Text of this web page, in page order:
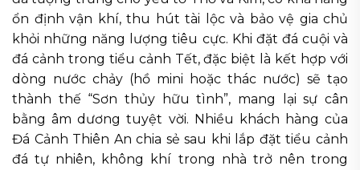
ổn định vận khí, thu hút tài lộc và bảo vệ gia chủ
khỏi những năng lượng tiêu cực. Khi đặt đá cuội và
đá cảnh trong tiểu cảnh Tết, đặc biệt là kết hợp với
dòng nước chảy (hồ mini hoặc thác nước) sẽ tạo
thành thế “Sơn thủy hữu tình”, mang lại sự cân
bằng âm dương tuyệt vời. Nhiều khách hàng của
Đá Cảnh Thiên An chia sẻ sau khi lắp đặt tiểu cảnh
đá tự nhiên, không khí trong nhà trở nên trong